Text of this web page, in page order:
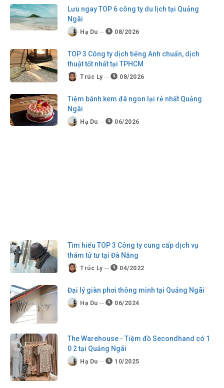
Lưu ngay TOP 6 công ty du lịch tại Quảng
Ngãi
Hạ Du 08/2026
TOP 3 Công ty dịch tiếng Anh chuẩn, dịch
thuật tốt nhất tại TPHCM
Trúc Ly 08/2026
Tiệm bánh kem đã ngon lại rẻ nhất Quảng
Ngãi
Hạ Du 06/2026
Tìm hiểu TOP 3 Công ty cung cấp dịch vụ
thám tử tư tại Đà Nẵng
Trúc Ly 04/2022
Đại lý giàn phơi thông minh tại Quảng Ngãi
Hạ Du 06/2024
The Warehouse - Tiệm đồ Secondhand có 1
0 2 tại Quảng Ngãi
Hạ Du 10/2025